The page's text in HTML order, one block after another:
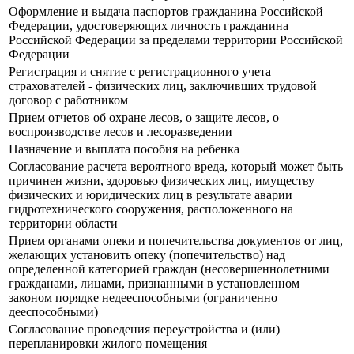
Оформление и выдача паспортов гражданина Российской
Федерации, удостоверяющих личность гражданина
Российской Федерации за пределами территории Российской
Федерации
Регистрация и снятие с регистрационного учета
страхователей - физических лиц, заключивших трудовой
договор с работником
Прием отчетов об охране лесов, о защите лесов, о
воспроизводстве лесов и лесоразведении
Назначение и выплата пособия на ребенка
Согласование расчета вероятного вреда, который может быть
причинен жизни, здоровью физических лиц, имуществу
физических и юридических лиц в результате аварии
гидротехнического сооружения, расположенного на
территории области
Прием органами опеки и попечительства документов от лиц,
желающих установить опеку (попечительство) над
определенной категорией граждан (несовершеннолетними
гражданами, лицами, признанными в установленном
законом порядке недееспособными (ограниченно
дееспособными)
Согласование проведения переустройства и (или)
перепланировки жилого помещения